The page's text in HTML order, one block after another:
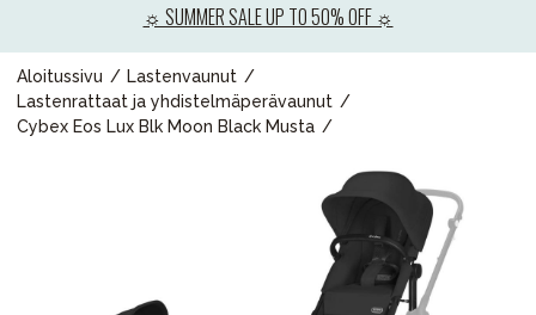
☼ SUMMER SALE UP TO 50% OFF ☼
Aloitussivu
Lastenvaunut
Lastenrattaat ja yhdistelmäperävaunut
Cybex Eos Lux Blk Moon Black Musta
Lastenvaunut
Lasten turvaistuimet
Vauvan paketti
Lapsi & vauva
Lelut ja pelit
Huonekalut & vuodevaatteet